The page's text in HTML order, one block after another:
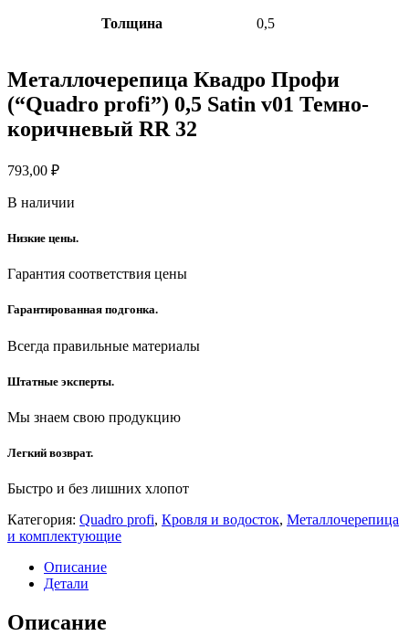
Толщина 0,5
Металлочерепица Квадро Профи
(“Quadro profi”) 0,5 Satin v01 Темно-
коричневый RR 32
793,00 ₽
В наличии
Низкие цены.
Гарантия соответствия цены
Гарантированная подгонка.
Всегда правильные материалы
Штатные эксперты.
Мы знаем свою продукцию
Легкий возврат.
Быстро и без лишних хлопот
Категория: Quadro profi, Кровля и водосток, Металлочерепица
и комплектующие
Описание
Детали
Описание